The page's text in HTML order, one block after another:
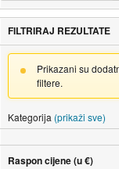
FILTRIRAJ REZULTATE
Prikazani su
filtere.
Kategorija (prikaži sve)
Raspon cijene (u €)